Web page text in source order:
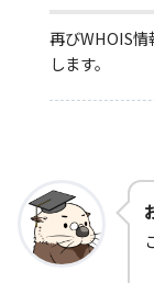
再びWHOIS情
します。